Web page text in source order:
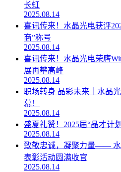
长虹
2025.08.14
喜讯传来！水晶光电获评
商”称号
2025.08.14
喜讯传来！水晶光电荣膺
展再攀高峰
2025.08.14
职场转身 晶彩未来｜水晶
幕！
2025.08.14
盛夏礼赞！2025届“晶才计
2025.08.14
致敬忠诚，凝聚力量——
表彰活动圆满收官
2025.08.14